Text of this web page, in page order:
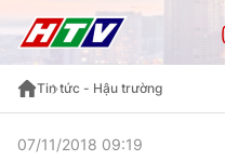
Tin tức - Hậu trường
07/11/2018 09:19